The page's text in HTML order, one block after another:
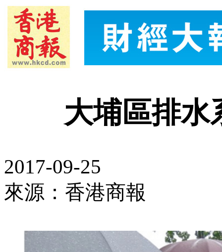
大埔區排水
2017-09-25
來源：香港商報